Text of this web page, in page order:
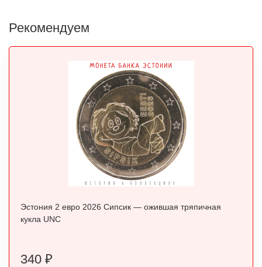
Рекомендуем
Эстония 2 евро 2026 Сипсик — ожившая тряпичная
кукла UNC
340 ₽